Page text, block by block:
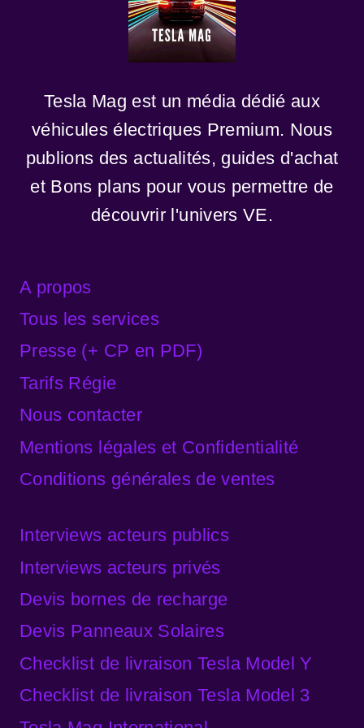
Tesla Mag est un média dédié aux
véhicules électriques Premium. Nous
publions des actualités, guides d'achat
et Bons plans pour vous permettre de
découvrir l'univers VE.
A propos
Tous les services
Presse (+ CP en PDF)
Tarifs Régie
Nous contacter
Mentions légales et Confidentialité
Conditions générales de ventes
Interviews acteurs publics
Interviews acteurs privés
Devis bornes de recharge
Devis Panneaux Solaires
Checklist de livraison Tesla Model Y
Checklist de livraison Tesla Model 3